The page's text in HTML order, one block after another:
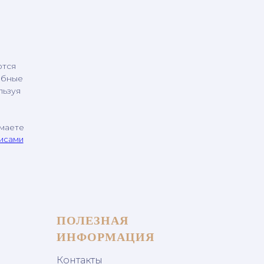
ПОЛЕЗНАЯ
ИНФОРМАЦИЯ
Контакты